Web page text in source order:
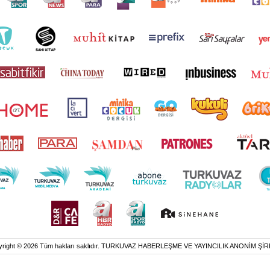
© 2026 Tüm hakları saklıdır. TURKUVAZ HABERLEŞME VE YAYINCILIK ANONİM